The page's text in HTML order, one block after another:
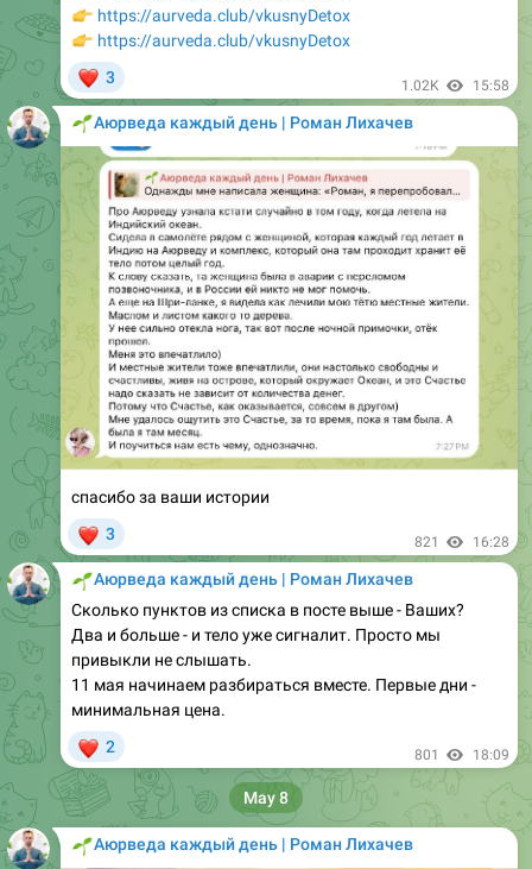
3
Аюрведа каждый день | Роман Лихачев
спасибо за ваши истории
Аюрведа каждый день | Роман Лихачев
Сколько пунктов из списка в посте выше - Ваших?
Два и больше - и тело уже сигналит. Просто мы
привыкли не слышать.
11 мая начинаем разбираться вместе. Первые дни -
минимальная цена.
2
Аюрведа каждый день | Роман Лихачев